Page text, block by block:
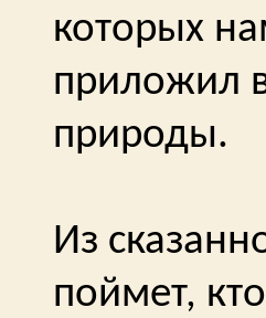
которых
приложил
природы.
Из
поймет,